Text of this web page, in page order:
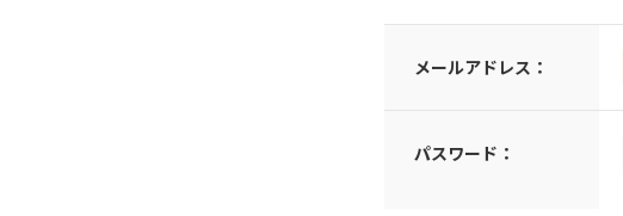
メールアドレス：
パスワード：